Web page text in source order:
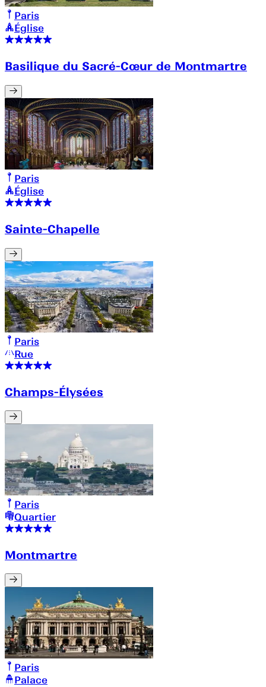
Paris
Église
Basilique du Sacré-Cœur de Montmartre
Paris
Église
Sainte-Chapelle
Paris
Rue
Champs-Élysées
Paris
Quartier
Montmartre
Paris
Palace